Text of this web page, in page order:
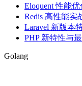
Eloquent 性能
Redis 高性能实
Laravel 新版本
PHP 新特性与
Golang